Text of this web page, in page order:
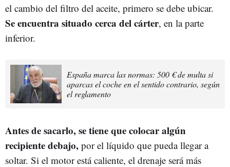
el cambio del filtro del aceite, primero se debe ubicar.
Se encuentra situado cerca del cárter, en la parte
inferior.
España marca las normas: 500 € de multa si
aparcas el coche en el sentido contrario, según
el reglamento
Antes de sacarlo, se tiene que colocar algún
recipiente debajo, por el líquido que pueda llegar a
soltar. Si el motor está caliente, el drenaje será más